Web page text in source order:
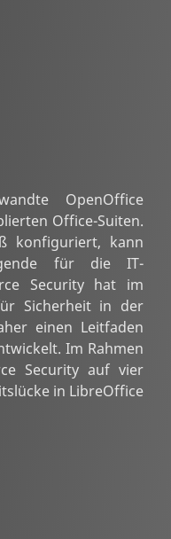
OpenOffice
Office-Suiten.
konfiguriert, kann
für die IT-
Security hat im
Sicherheit in der
einen Leitfaden
Im Rahmen
Security auf vier
in LibreOffice